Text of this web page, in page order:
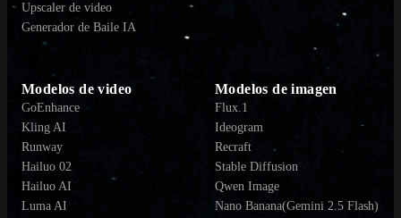
Upscaler de video
Generador de Baile IA
Modelos de video
GoEnhance
Kling AI
Runway
Hailuo 02
Hailuo AI
Luma AI
Modelos de imagen
Flux.1
Ideogram
Recraft
Stable Diffusion
Qwen Image
Nano Banana(Gemini 2.5 Flash)